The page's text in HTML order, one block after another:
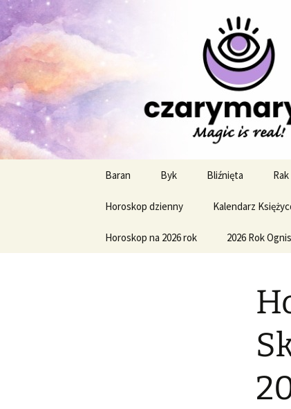
Profesjonalne
treści
Baran Byk Bliźnięta Rak
Horoskop dzienny Kalendarz
Horoskop na 2026 rok 2026 Rok